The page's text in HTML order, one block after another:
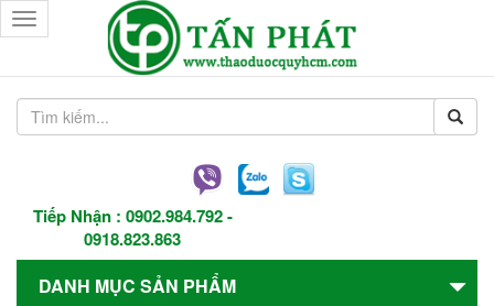
Tiếp Nhận : 0902.984.792-
0918.823.863
Toggle
navigation
DANH MỤC SẢN PHẨM